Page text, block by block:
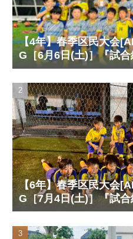
【4年】春季区民大会
G［6月6日(土)］『試
ート』『試合動画』
【6年】春季区民大会
G［7月4日(土)］『試
ート』『試合動画』